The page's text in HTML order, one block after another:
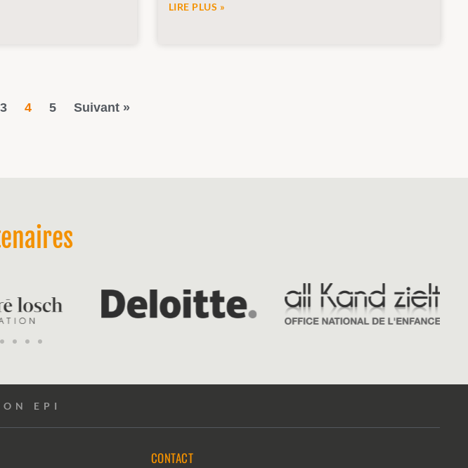
LIRE PLUS »
3 4 5 Suivant »
EPI
CONTACT